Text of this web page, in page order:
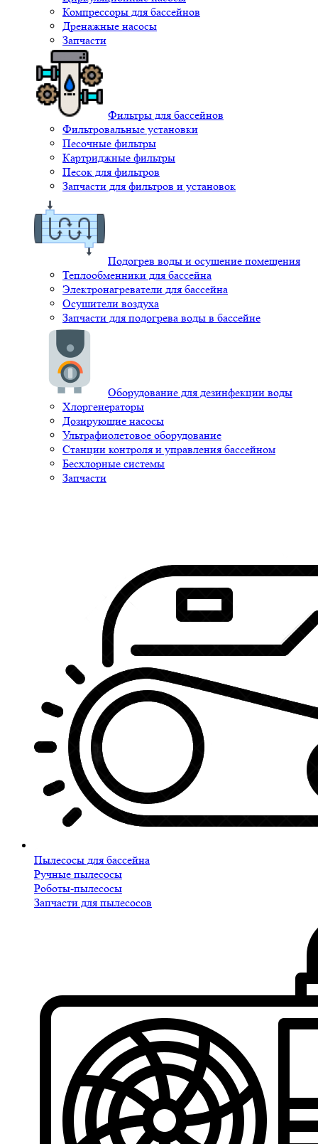
Компрессоры для бассейнов
Дренажные насосы
Запчасти
Фильтры для бассейнов
Фильтровальные установки
Песочные фильтры
Картриджные фильтры
Песок для фильтров
Запчасти для фильтров и установок
Подогрев воды и осушение помещения
Теплообменники для бассейна
Электронагреватели для бассейна
Осушители воздуха
Запчасти для подогрева воды в бассейне
Оборудование для дезинфекции воды
Хлоргенераторы
Дозирующие насосы
Ультрафиолетовое оборудование
Станции контроля и управления бассейном
Бесхлорные системы
Запчасти
Пылесосы для бассейна
Ручные пылесосы
Роботы-пылесосы
Запчасти для пылесосов